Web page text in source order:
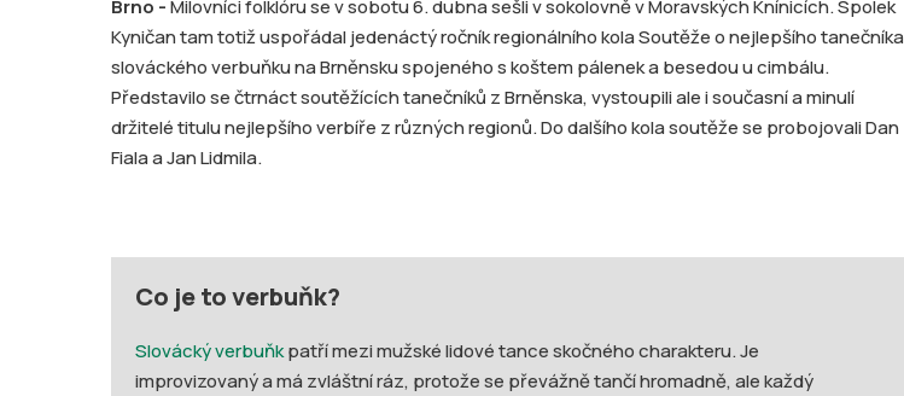
Brno -Milovníci folklóru se v sobotu 6. dubna sešli v sokolovně v Moravských Knínicích. Spolek
Kyničan tam totiž uspořádal jedenáctý ročník regionálního kola Soutěže o nejlepšího tanečníka
slováckého verbuňku na Brněnsku spojeného s koštem pálenek a besedou u cimbálu.
Představilo se čtrnáct soutěžících tanečníků z Brněnska, vystoupili ale i současní a minulí
držitelé titulu nejlepšího verbíře z různých regionů. Do dalšího kola soutěže se probojovali Dan
Fiala a Jan Lidmila.
Co je to verbuňk?
Slovácký verbuňkpatří mezi mužské lidové tance skočného charakteru. Je
improvizovaný a má zvláštní ráz, protože se převážně tančí hromadně, ale každý